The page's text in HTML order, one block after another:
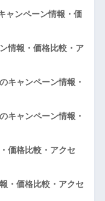
ャンペーン情報・価
情報・価格比較・ア
キャンペーン情報・
キャンペーン情報・
価格比較・アクセ
・価格比較・アクセ